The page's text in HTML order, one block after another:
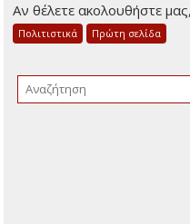
Αν θέλετε ακολουθήστε
Πολιτιστικά Πρώτη σελίδα